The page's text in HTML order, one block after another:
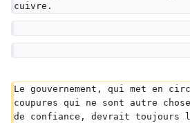
cuivre.
Le gouvernement, qui met en
coupures qui ne sont autre
de confiance, devrait toujours